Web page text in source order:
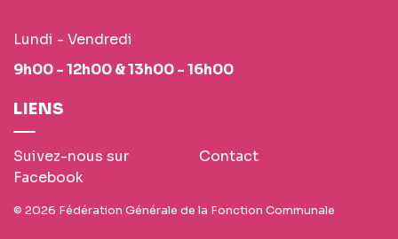
Lundi - Vendredi
9h00 - 12h00 & 13h00 - 16h00
LIENS
Suivez-nous sur
Facebook
Contact
© 2026 Fédération Générale de la Fonction Communale